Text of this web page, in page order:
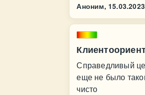
Аноним, 15.03.2023
Справедливый
еще не было
чисто